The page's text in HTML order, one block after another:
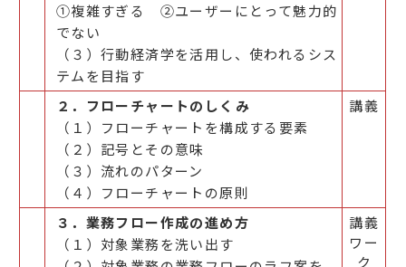
①複雑すぎる ②ユーザーにとって魅力的
でない
（３）行動経済学を活用し、使われるシス
テムを目指す
２．フローチャートのしくみ
（１）フローチャートを構成する要素
（２）記号とその意味
（３）流れのパターン
（４）フローチャートの原則
講義
３．業務フロー作成の進め方
（１）対象業務を洗い出す
講義
ワー
ク